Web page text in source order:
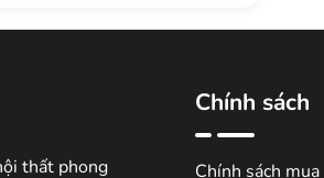
thất phong
Chính sách
Chính sách